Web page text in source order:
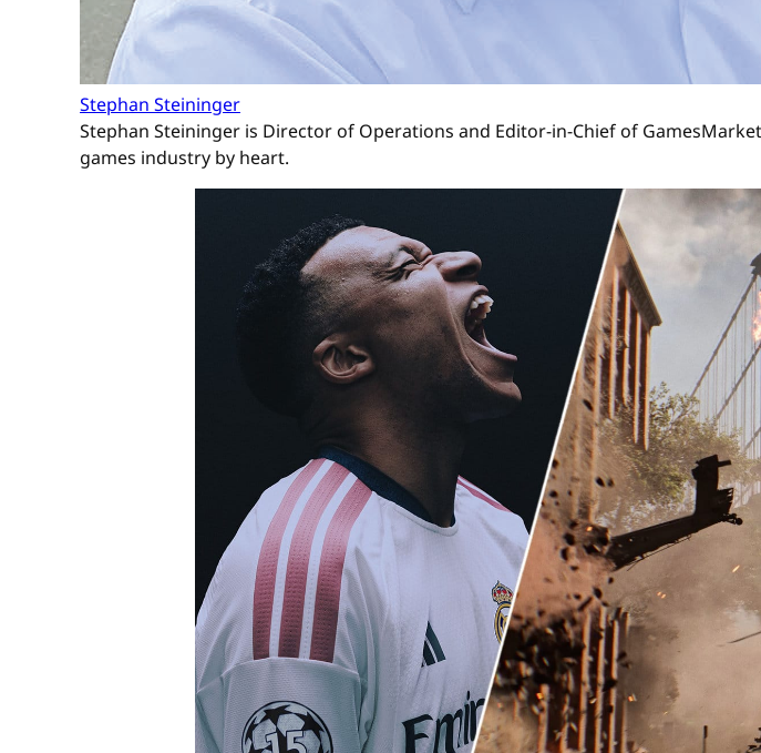
Stephan Steininger
Stephan Steininger is Director of Operations and Editor-in-Chief of
games industry by heart.